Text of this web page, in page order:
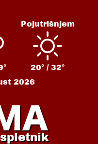
Pojutrišnjem
20° / 32°
2026